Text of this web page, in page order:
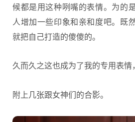
候都是用这种咧嘴的表情。为的
人增加一些印象和亲和度吧。既
就把自己打造的傻傻的。
久而久之这也成为了我的专用表情
附上几张跟女神们的合影。